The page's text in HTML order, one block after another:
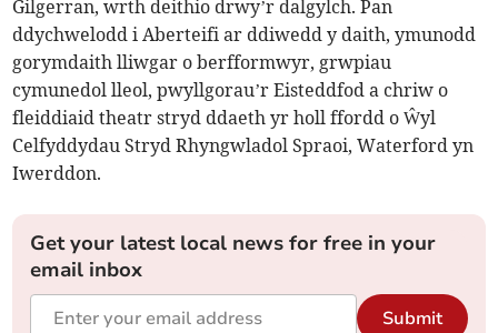
Gilgerran, wrth deithio drwy’r dalgylch. Pan
ddychwelodd i Aberteifi ar ddiwedd y daith, ymunodd
gorymdaith lliwgar o berfformwyr, grwpiau
cymunedol lleol, pwyllgorau’r Eisteddfod a chriw o
fleiddiaid theatr stryd ddaeth yr holl ffordd o Ŵyl
Celfyddydau Stryd Rhyngwladol Spraoi, Waterford yn
Iwerddon.
Get your latest local news for free in your
email inbox
Submit